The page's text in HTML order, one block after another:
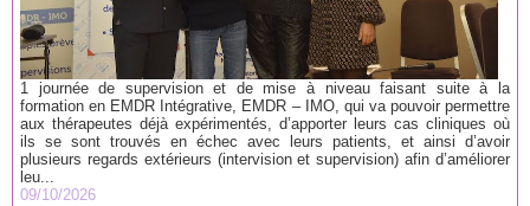
1 journée de supervision et de mise à niveau faisant suite à la
formation en EMDR Intégrative, EMDR – IMO, qui va pouvoir permettre
aux thérapeutes déjà expérimentés, d’apporter leurs cas cliniques où
ils se sont trouvés en échec avec leurs patients, et ainsi d’avoir
plusieurs regards extérieurs (intervision et supervision) afin d’améliorer
leu...
09/10/2026